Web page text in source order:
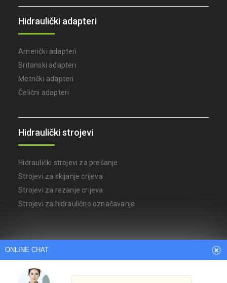
Hidraulički adapteri
Američki adapteri
Britanski adapteri
Metrički adapteri
Čelični adapteri
Hidraulički strojevi
Hidraulički strojevi za prešanje
Strojevi za skijanje crijeva
Strojevi za rezanje crijeva
Strojevi za hidraulično označavanje
Arabic
German
Italian Japanese
Persian
Portuguese
ONLINE CHAT